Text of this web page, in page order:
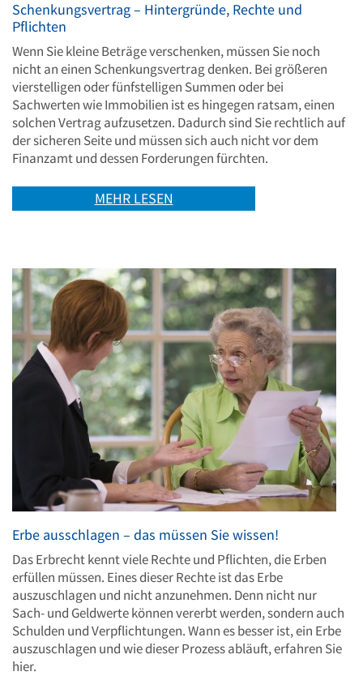
Schenkungsvertrag – Hintergründe, Rechte und
Pflichten
Wenn Sie kleine Beträge verschenken, müssen Sie noch
nicht an einen Schenkungsvertrag denken. Bei größeren
vierstelligen oder fünfstelligen Summen oder bei
Sachwerten wie Immobilien ist es hingegen ratsam, einen
solchen Vertrag aufzusetzen. Dadurch sind Sie rechtlich auf
der sicheren Seite und müssen sich auch nicht vor dem
Finanzamt und dessen Forderungen fürchten.
MEHR LESEN
Erbe ausschlagen – das müssen Sie wissen!
Das Erbrecht kennt viele Rechte und Pflichten, die Erben
erfüllen müssen. Eines dieser Rechte ist das Erbe
auszuschlagen und nicht anzunehmen. Denn nicht nur
Sach- und Geldwerte können vererbt werden, sondern auch
Schulden und Verpflichtungen. Wann es besser ist, ein Erbe
auszuschlagen und wie dieser Prozess abläuft, erfahren Sie
hier.